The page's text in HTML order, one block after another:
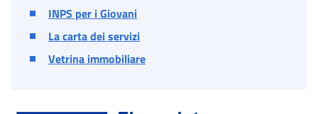
INPS per i Giovani
La carta dei servizi
Vetrina immobiliare